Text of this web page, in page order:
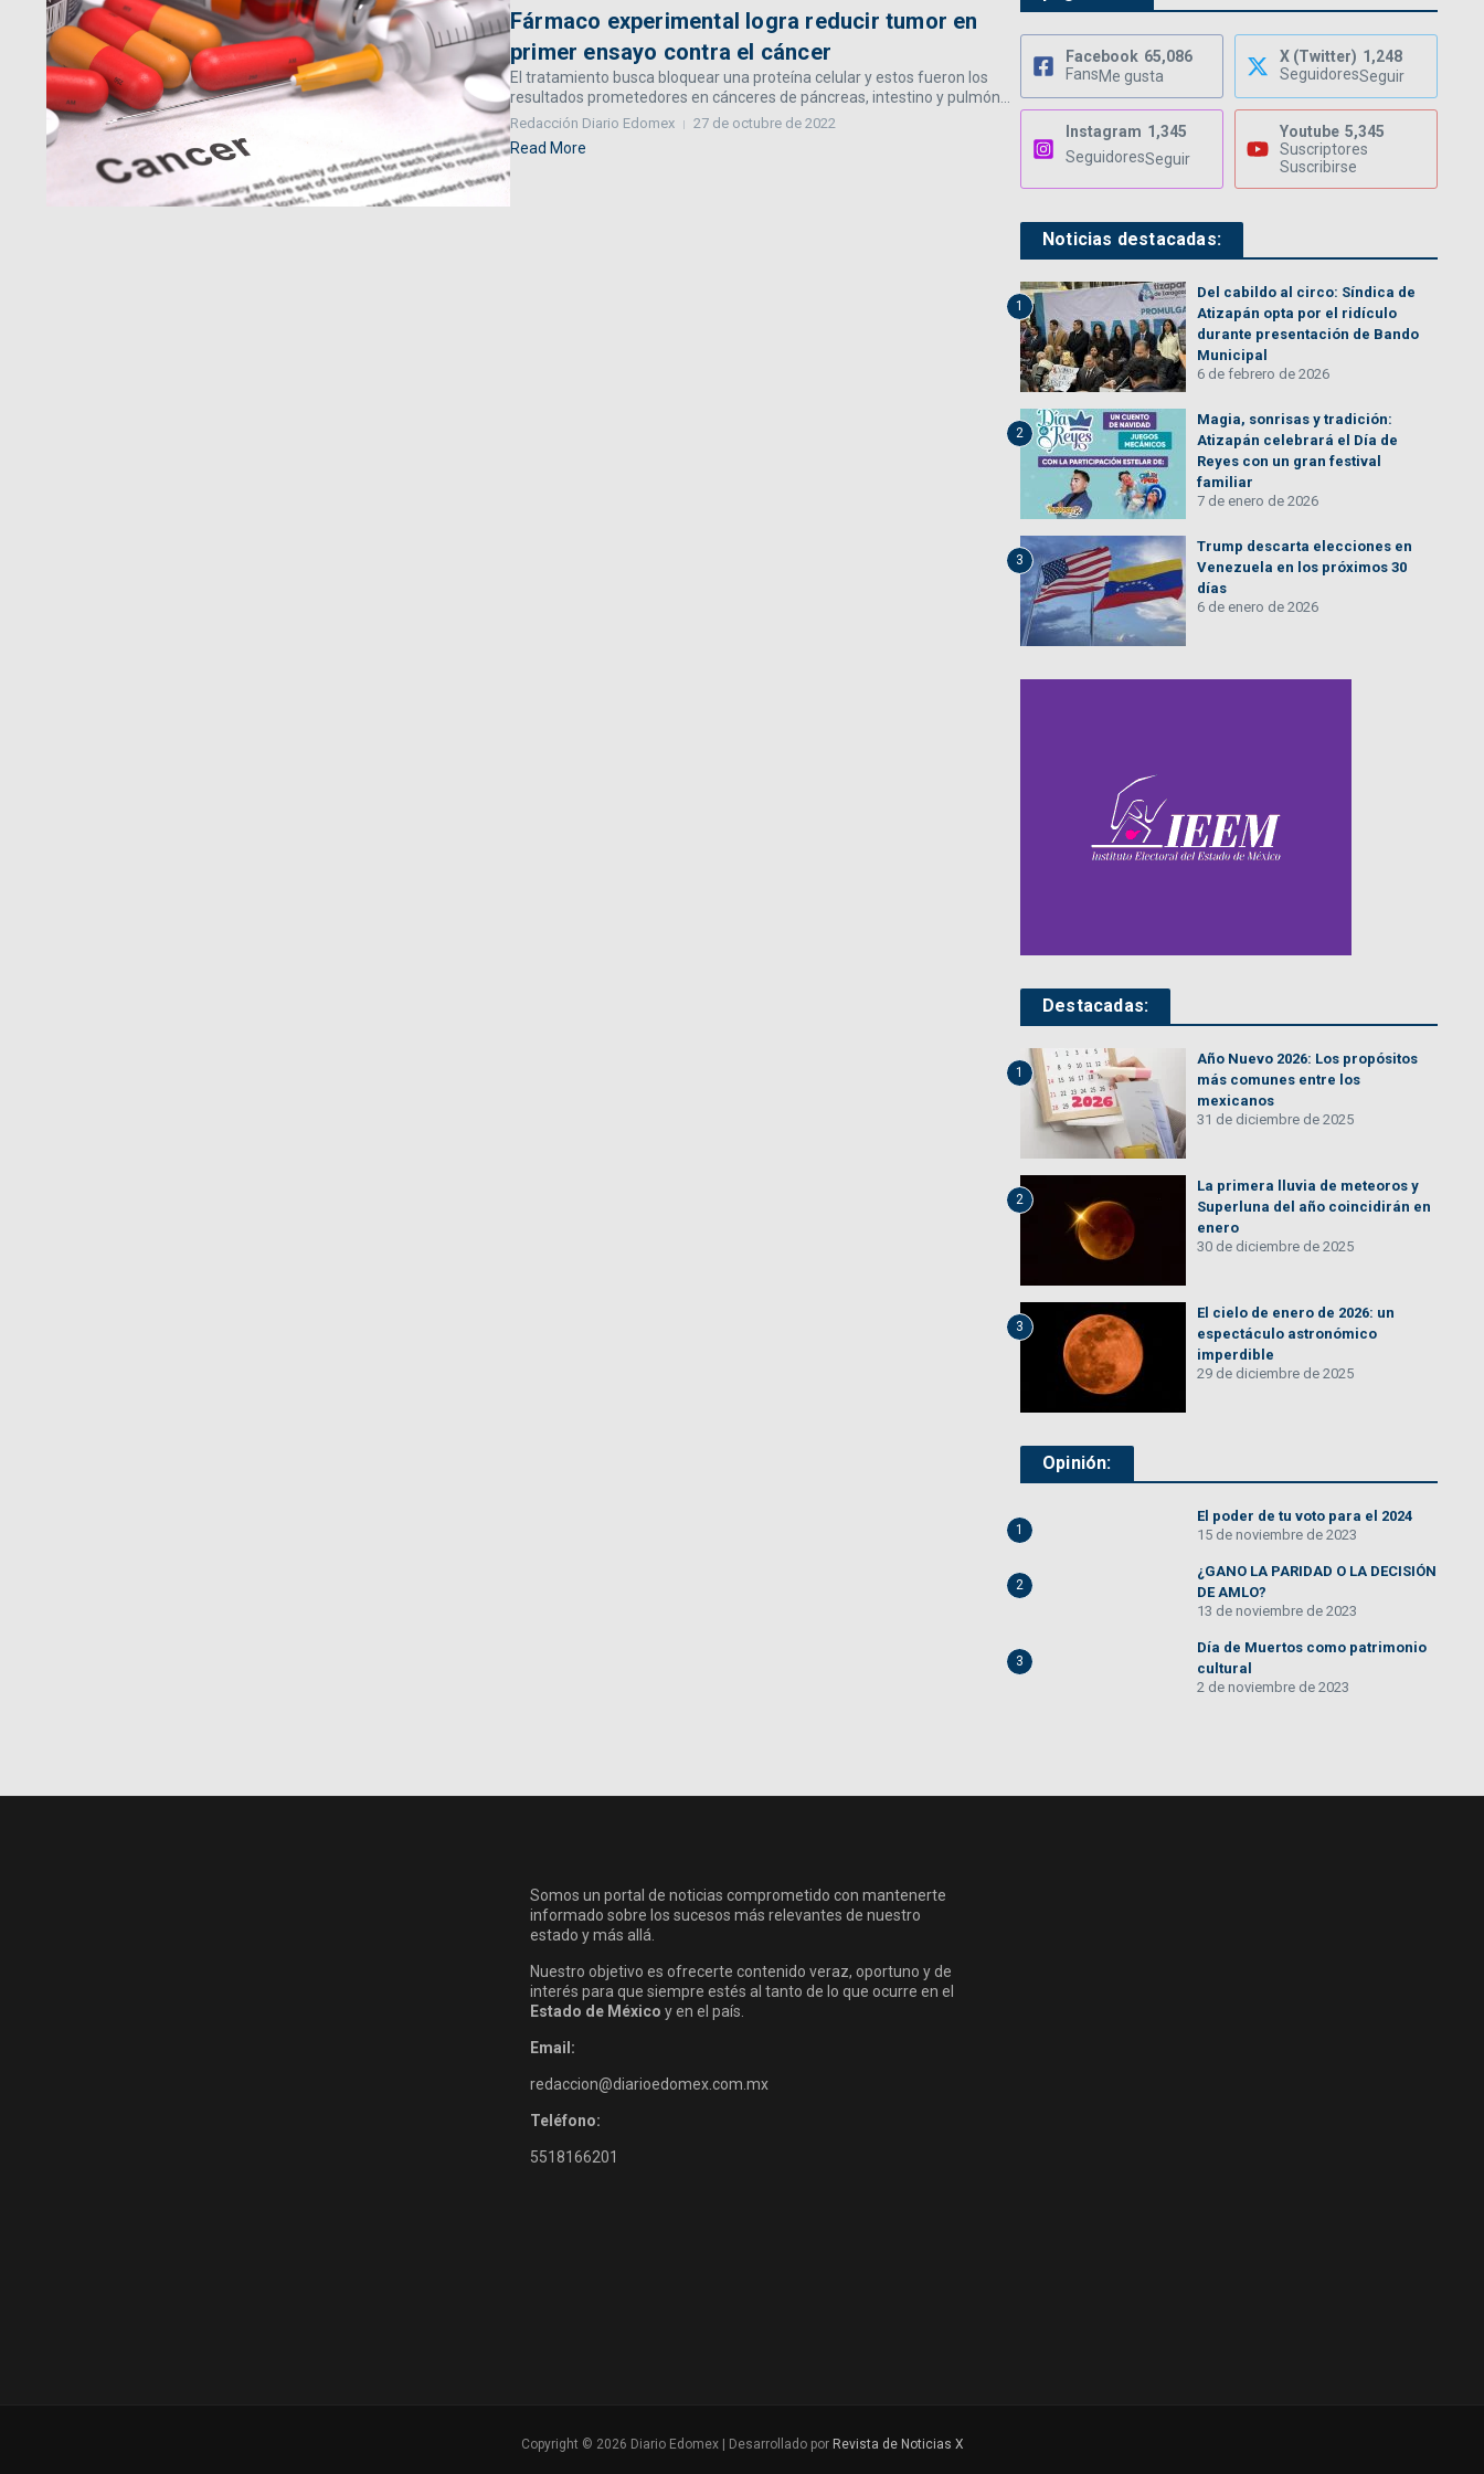
Fármaco experimental logra reducir tumor en
primer ensayo contra el cáncer
El tratamiento busca bloquear una proteína celular y estos fueron los
resultados prometedores en cánceres de páncreas, intestino y pulmón...
Redacción Diario Edomex 27 de octubre de 2022
Read More
Facebook 65,086
FansMe gusta
X (Twitter) 1,248
SeguidoresSeguir
Instagram 1,345
SeguidoresSeguir
Youtube 5,345
Suscriptores
Suscribirse
Noticias destacadas:
1
Del cabildo al circo: Síndica de
Atizapán opta por el ridículo
durante presentación de Bando
Municipal
6 de febrero de 2026
2
Magia, sonrisas y tradición:
Atizapán celebrará el Día de
Reyes con un gran festival
familiar
7 de enero de 2026
3
Trump descarta elecciones en
Venezuela en los próximos 30
días
6 de enero de 2026
Destacadas:
1
Año Nuevo 2026: Los propósitos
más comunes entre los
mexicanos
31 de diciembre de 2025
2
La primera lluvia de meteoros y
Superluna del año coincidirán en
enero
30 de diciembre de 2025
3
El cielo de enero de 2026: un
espectáculo astronómico
imperdible
29 de diciembre de 2025
Opinión:
1
El poder de tu voto para el 2024
15 de noviembre de 2023
2
¿GANO LA PARIDAD O LA DECISIÓN
DE AMLO?
13 de noviembre de 2023
3
Día de Muertos como patrimonio
cultural
2 de noviembre de 2023
Somos un portal de noticias comprometido con mantenerte
informado sobre los sucesos más relevantes de nuestro
estado y más allá.
Nuestro objetivo es ofrecerte contenido veraz, oportuno y de
interés para que siempre estés al tanto de lo que ocurre en el
Estado de México y en el país.
Email:
redaccion@diarioedomex.com.mx
Teléfono:
5518166201
Copyright © 2026 Diario Edomex | Desarrollado por Revista de Noticias X